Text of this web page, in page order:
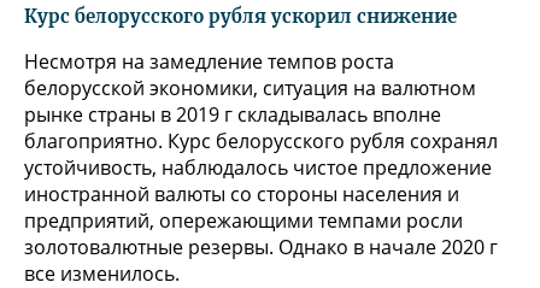
Курс белорусского рубля ускорил снижение
Несмотря на замедление темпов роста
белорусской экономики, ситуация на валютном
рынке страны в 2019 г складывалась вполне
благоприятно. Курс белорусского рубля сохранял
устойчивость, наблюдалось чистое предложение
иностранной валюты со стороны населения и
предприятий, опережающими темпами росли
золотовалютные резервы. Однако в начале 2020 г
все изменилось.